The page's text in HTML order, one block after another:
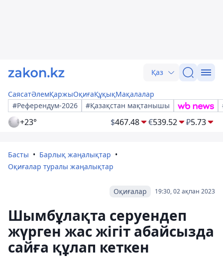
Қаз
СаясатӘлемҚаржыОқиғаҚұқықМақалалар
#Референдум-2026
#Қазақстан мақтанышы
+23° $467.48 €539.52 ₽5.73
Басты
Барлық жаңалықтар
Оқиғалар туралы жаңалықтар
19:30, 02 ақпан 2023
Оқиғалар
Шымбұлақта серуендеп
жүрген жас жігіт абайсызда
сайға құлап кеткен